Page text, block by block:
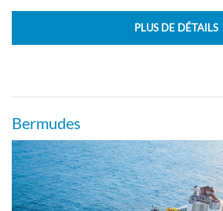
Suite panoramique avec mue sur
Pont 12
PLUS DE DÉTAILS
Bermudes